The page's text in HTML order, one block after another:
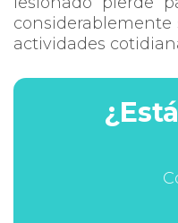
actividades